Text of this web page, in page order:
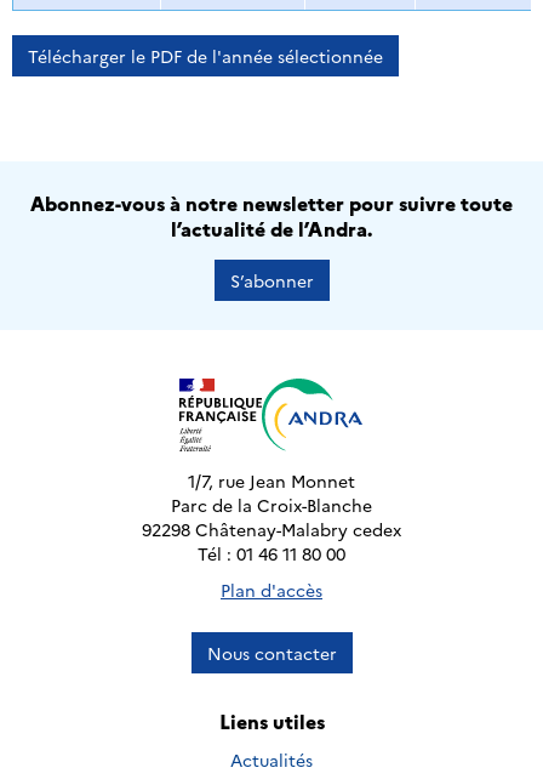
Télécharger le PDF de l'année sélectionnée
Abonnez-vous à notre newsletter pour suivre toute
l’actualité de l’Andra.
S’abonner
1/7, rue Jean Monnet
Parc de la Croix-Blanche
92298 Châtenay-Malabry cedex
Tél : 01 46 11 80 00
Plan d'accès
Nous contacter
Liens utiles
Actualités